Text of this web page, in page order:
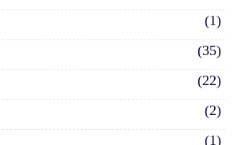
(1)
(35)
(22)
(2)
(1)